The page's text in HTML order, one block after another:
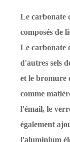
Le carbonate
composés de
Le carbonate
d'autres sels
et le bromure
comme
l'émail, le
également
l'aluminium